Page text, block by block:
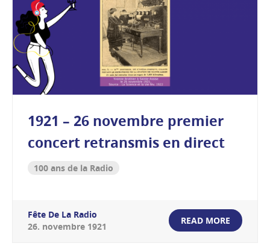
1921 – 26 novembre premier
concert retransmis en direct
100 ans de la Radio
Fête De La Radio
26. novembre 1921
READ MORE